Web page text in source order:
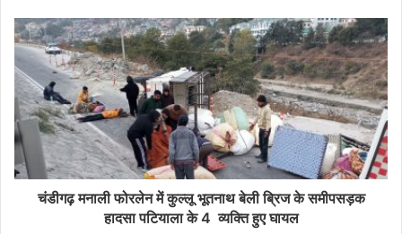
चंडीगढ़ मनाली फोरलेन में कुल्लू भूतनाथ बेली ब्रिज के समीपसड़क
हादसा पटियाला के 4 व्यक्ति हुए घायल